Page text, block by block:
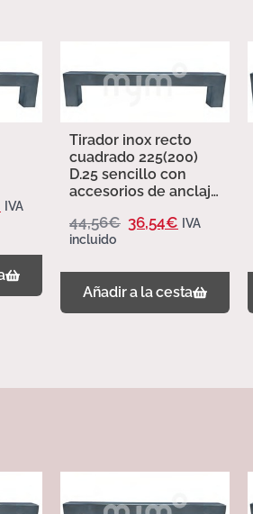
IVA
Tirador inox recto
cuadrado 225(200)
D.25 sencillo con
accesorios de anclaje
44,56€ 36,54€ IVA
incluido
Añadir a la cesta